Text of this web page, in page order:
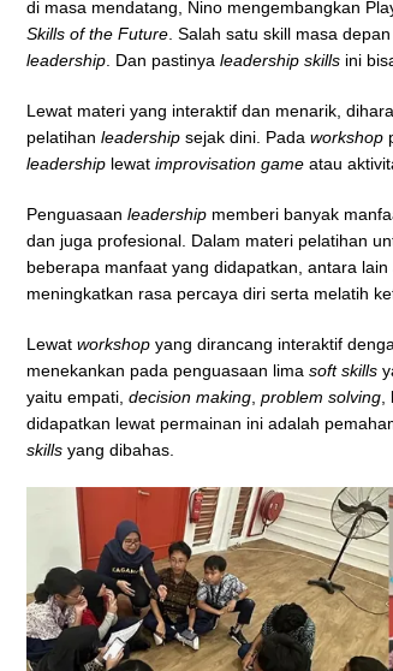
di masa mendatang, Nino mengembangkan
Skills of the Future . Salah satu skill masa
leadership . Dan pastinyaleadership skills ini
Lewat materi yang interaktif dan menarik,
pelatihanleadership sejak dini. Padaworkshop
leadership lewatimprovisation game atau
Penguasaanleadership memberi banyak
dan juga profesional. Dalam materi pelatihan
beberapa manfaat yang didapatkan, antara
meningkatkan rasa percaya diri serta melatih
Lewatworkshop yang dirancang interaktif
menekankan pada penguasaan limasoft skills
yaitu empati,decision making ,problem solving
didapatkan lewat permainan ini adalah
skills yang dibahas.